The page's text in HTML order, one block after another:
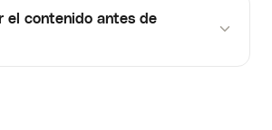
el contenido antes de